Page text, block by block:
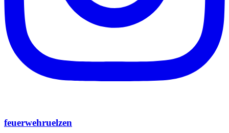
feuerwehruelzen